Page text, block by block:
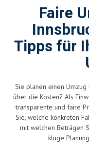
Faire
Tipps für
Sie planen einen Umzug
über die Kosten? Als
transparente und faire
Sie, welche konkreten
mit welchen Beträgen
kluge